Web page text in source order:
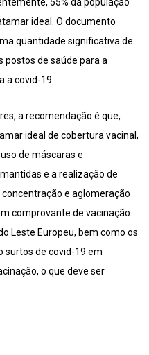
55% da população
ideal. O documento
quantidade significativa de
postos de saúde para a
a covid-19.
a recomendação é que,
ideal de cobertura vacinal,
de máscaras e
e a realização de
e aglomeração
comprovante de vacinação.
Leste Europeu, bem como os
surtos de covid-19 em
o que deve ser